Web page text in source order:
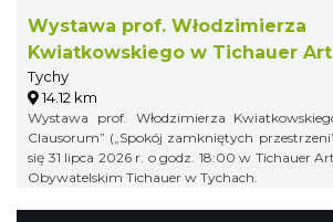
Wystawa prof. Włodzimierza
Kwiatkowskiego w Tichauer
Tychy
14.12 km
Wystawa prof. Włodzimierza
Clausorum” („Spokój zamkniętych
się 31 lipca 2026 r. o godz. 18:00 w Tichauer
Obywatelskim Tichauer w Tychach.